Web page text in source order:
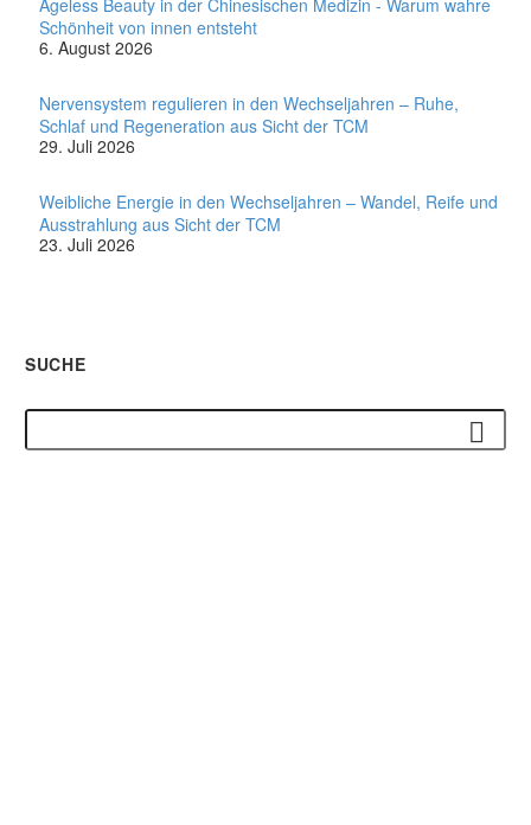
Ageless Beauty in der Chinesischen Medizin - Warum wahre
Schönheit von innen entsteht
6. August 2026
Nervensystem regulieren in den Wechseljahren – Ruhe,
Schlaf und Regeneration aus Sicht der TCM
29. Juli 2026
Weibliche Energie in den Wechseljahren – Wandel, Reife und
Ausstrahlung aus Sicht der TCM
23. Juli 2026
SUCHE